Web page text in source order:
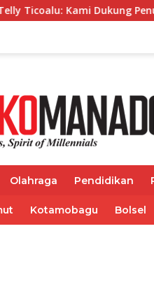
Penuh Program Kadis
Olahraga Pendidikan
Kotamobagu Bolsel